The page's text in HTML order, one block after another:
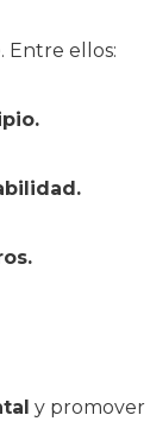
Entre ellos:
y promover